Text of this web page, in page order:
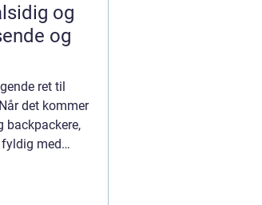
og
og
ret til
det kommer
backpackere,
fyldig med